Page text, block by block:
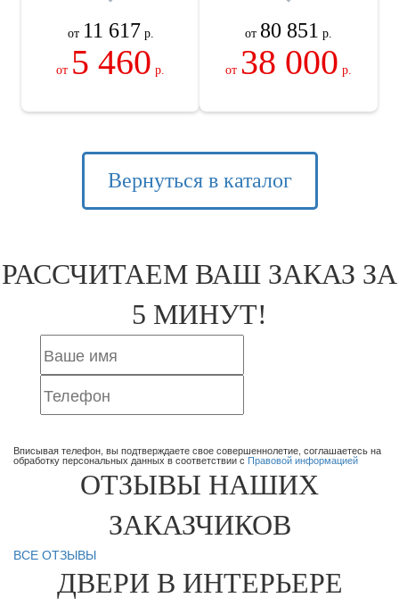
от 11 617 р.
от 5 460 р.
от 80 851 р.
от 38 000 р.
Вернуться в каталог
РАССЧИТАЕМ ВАШ ЗАКАЗ ЗА
5 МИНУТ!
Вписывая телефон, вы подтверждаете свое совершеннолетие, соглашаетесь на
обработку персональных данных в соответствии с Правовой информацией
ОТЗЫВЫ НАШИХ
ЗАКАЗЧИКОВ
ВСЕ ОТЗЫВЫ
ДВЕРИ В ИНТЕРЬЕРЕ